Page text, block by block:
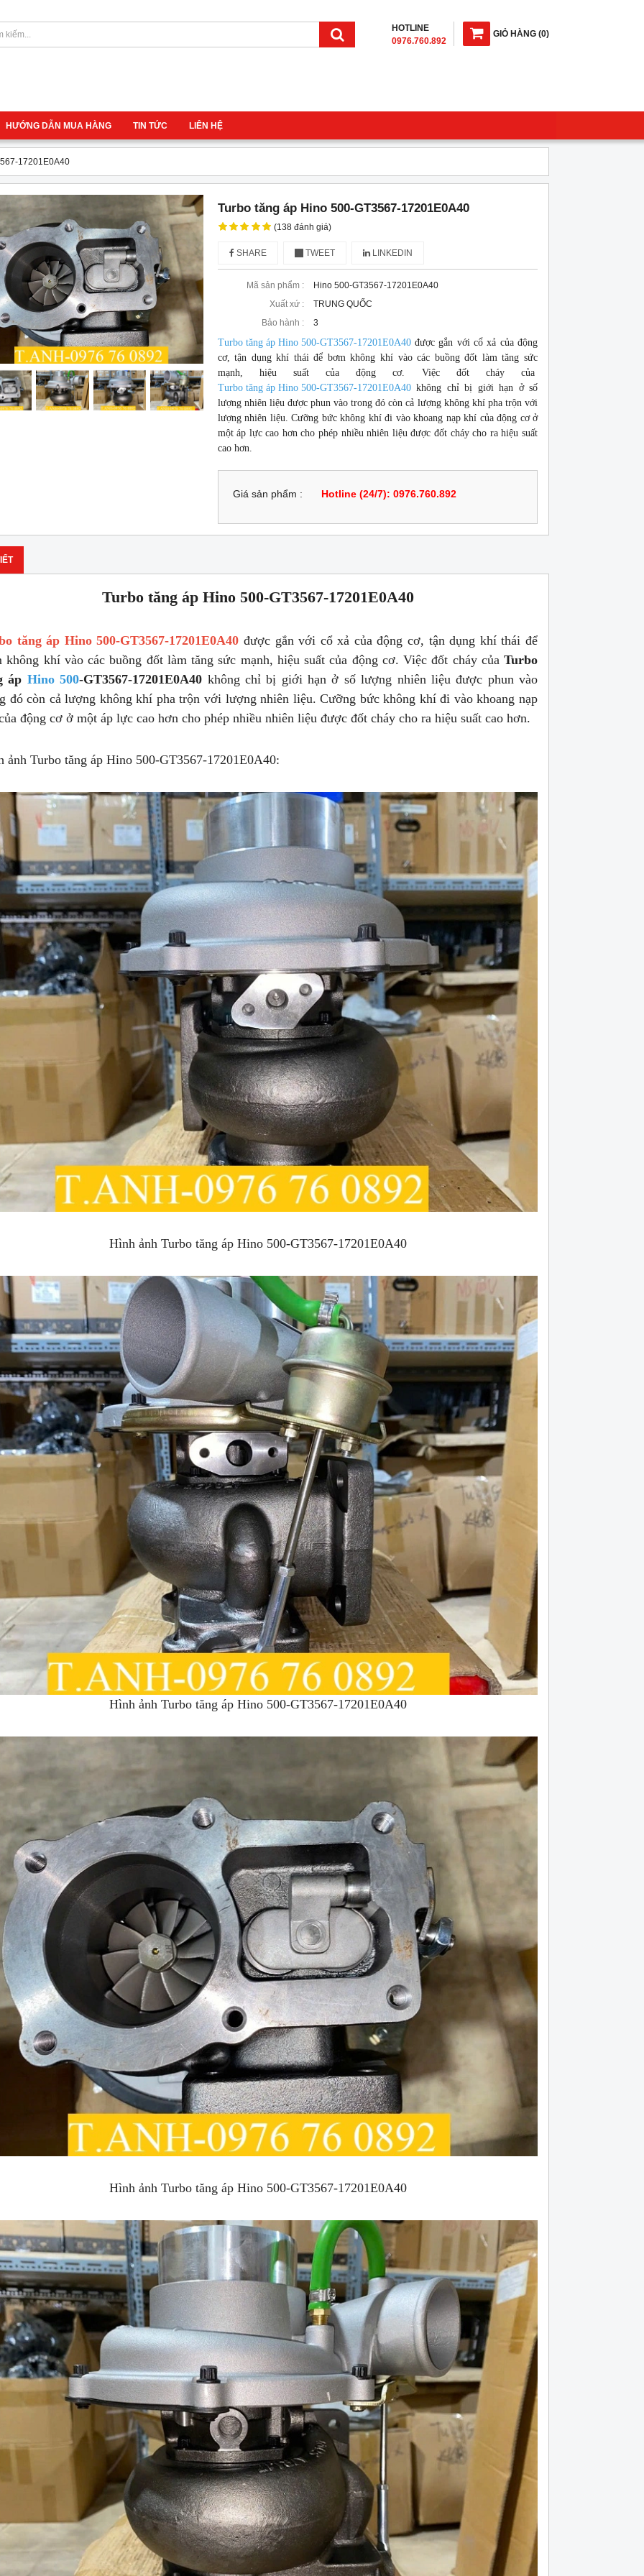
GIỎ HÀNG (0)
HOTLINE
0976.760.892
HƯỚNG DẪN MUA HÀNG TIN TỨC LIÊN HỆ
17201E0A40
(24/7): 0976.760.892
LÁ CÔN HYUNDAI COUNTY BẢN 300, 14
RĂNG ÓC 35MM CHÍNH HNAGX
Hotline (24/7): 0976.760.892
lá côn huyndai hd 120 máy d6ga bản 395,
18 răng
Hotline (24/7): 0976.760.892
Turbo tăng áp Hino 500-GT3567-17201E0A40
(138 đánh giá)
SHARE TWEET LINKEDIN
Mã sản phẩm :
Hino 500-GT3567-17201E0A40
Xuất xứ :
TRUNG QUỐC
Bảo hành :
3
Turbo tăng áp Hino 500-GT3567-17201E0A40được gắn với cổ xả của động
cơ, tận dụng khí thái để bơm không khí vào các buồng đốt làm tăng sức
mạnh, hiệu suất của động cơ. Việc đốt cháy của
Turbo tăng áp Hino 500-GT3567-17201E0A40 không chỉ bị giới hạn ở số
lượng nhiên liệu được phun vào trong đó còn cả lượng không khí pha trộn với
lượng nhiên liệu. Cưỡng bức không khí đi vào khoang nạp khí của động cơ ở
một áp lực cao hơn cho phép nhiều nhiên liệu được đốt cháy cho ra hiệu suất
cao hơn.
Giá sản phẩm : Hotline (24/7): 0976.760.892
Turbo tăng áp Hino 500-GT3567-17201E0A40
tăng áp Hino 500-GT3567-17201E0A40 được gắn với cổ xả của động cơ, tận dụng khí thái để
không khí vào các buồng đốt làm tăng sức mạnh, hiệu suất của động cơ. Việc đốt cháy của Turbo
áp Hino 500-GT3567-17201E0A40 không chỉ bị giới hạn ở số lượng nhiên liệu được phun vào
đó còn cả lượng không khí pha trộn với lượng nhiên liệu. Cưỡng bức không khí đi vào khoang nạp
động cơ ở một áp lực cao hơn cho phép nhiều nhiên liệu được đốt cháy cho ra hiệu suất cao hơn.
ảnh Turbo tăng áp Hino 500-GT3567-17201E0A40:
Hình ảnh Turbo tăng áp Hino 500-GT3567-17201E0A40
Hình ảnh Turbo tăng áp Hino 500-GT3567-17201E0A40
Hình ảnh Turbo tăng áp Hino 500-GT3567-17201E0A40